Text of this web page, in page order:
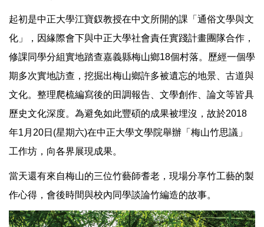
起初是中正大學江寶釵教授在中文所開的課「通俗文學與文
化」，因緣際會下與中正大學社會責任實踐計畫團隊合作，
修課同學分組實地踏查嘉義縣梅山鄉18個村落。歷經一個學
期多次實地訪查，挖掘出梅山鄉許多被遺忘的地景、古道與
文化。整理爬梳編寫後的田調報告、文學創作、論文等皆具
歷史文化深度。為避免如此豐碩的成果被埋沒，故於2018
年1月20日(星期六)在中正大學文學院舉辦「梅山竹思議」
工作坊，向各界展現成果。
當天還有來自梅山的三位竹藝師耆老，現場分享竹工藝的製
作心得，會後時間與校內同學談論竹編造的故事。